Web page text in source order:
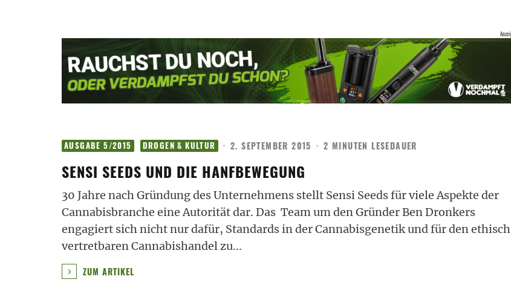
AUSGABE 5/2015 DROGEN & KULTUR · 2. SEPTEMBER 2015 · 2 MINUTEN LESEDAUER
SENSI SEEDS UND DIE HANFBEWEGUNG
30 Jahre nach Gründung des Unternehmens stellt Sensi Seeds für viele Aspekte der
Cannabisbranche eine Autorität dar. Das Team um den Gründer Ben Dronkers
engagiert sich nicht nur dafür, Standards in der Cannabisgenetik und für den ethisch
vertretbaren Cannabishandel zu...
ZUM ARTIKEL